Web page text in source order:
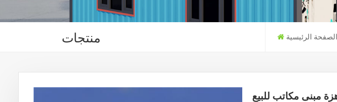
منتجات الصفحة الرئيسية
مبنى مكاتب للبيع